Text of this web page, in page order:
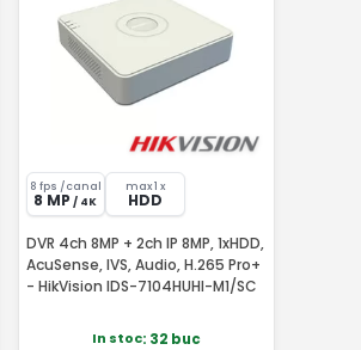
8 fps /canal
8 MP / 4K
max 1 x
HDD
DVR 4ch 8MP + 2ch IP 8MP, 1xHDD,
AcuSense, IVS, Audio, H.265 Pro+
- HikVision IDS-7104HUHI-M1/SC
In stoc: 32 buc